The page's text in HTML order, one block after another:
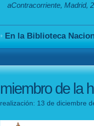
aContracorriente, Madrid,
En la Biblioteca
miembro de la
realización: 13 de diciembre